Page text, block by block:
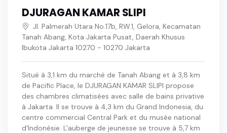
DJURAGAN KAMAR SLIPI
Jl. Palmerah Utara No.17b, RW.1, Gelora, Kecamatan
Tanah Abang, Kota Jakarta Pusat, Daerah Khusus
Ibukota Jakarta 10270 - 10270 Jakarta
Situé à 3,1 km du marché de Tanah Abang et à 3,8 km
de Pacific Place, le DJURAGAN KAMAR SLIPI propose
des chambres climatisées avec salle de bains privative
à Jakarta. Il se trouve à 4,3 km du Grand Indonesia, du
centre commercial Central Park et du musée national
d'Indonésie. L'auberge de jeunesse se trouve à 5,7 km